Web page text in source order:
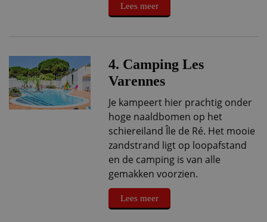
Lees meer
4. Camping Les
Varennes
Je kampeert hier prachtig onder
hoge naaldbomen op het
schiereiland Île de Ré. Het mooie
zandstrand ligt op loopafstand
en de camping is van alle
gemakken voorzien.
Lees meer